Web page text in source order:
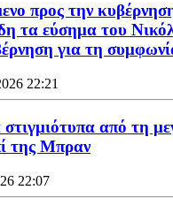
προς την
τα εύσημα του
για τη
22:21
από τη
της Μπραν
22:07